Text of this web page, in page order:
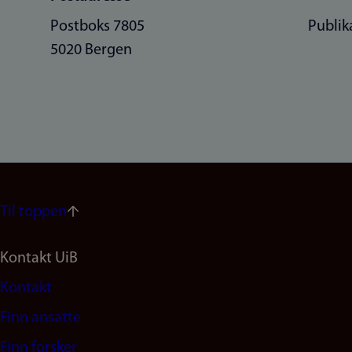
Postboks 7805
5020 Bergen
Til toppen
Footer
navigation
(no)
Kontakt UiB
Kontakt
Finn ansatte
Finn forsker